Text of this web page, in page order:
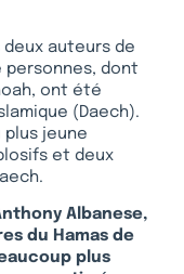
deux auteurs de
personnes, dont
ont été
(Daech).
plus jeune
et deux
Albanese,
du Hamas de
plus